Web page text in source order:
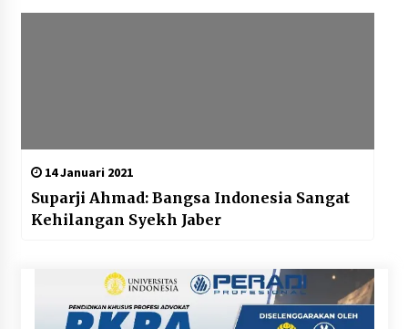
14 Januari 2021
Suparji Ahmad: Bangsa Indonesia Sangat
Kehilangan Syekh Jaber